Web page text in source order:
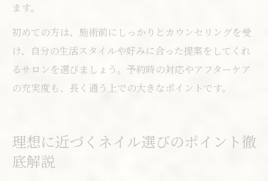
ます。
初めての方は、施術前にしっかりとカウンセリングを受
け、自分の生活スタイルや好みに合った提案をしてくれ
るサロンを選びましょう。予約時の対応やアフターケア
の充実度も、長く通う上での大きなポイントです。
理想に近づくネイル選びのポイント徹
底解説